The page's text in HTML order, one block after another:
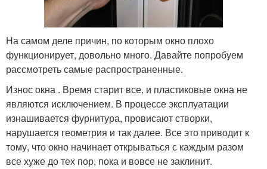
На самом деле причин, по которым окно плохо
функционирует, довольно много. Давайте попробуем
рассмотреть самые распространенные.
Износ окна . Время старит все, и пластиковые окна не
являются исключением. В процессе эксплуатации
изнашивается фурнитура, провисают створки,
нарушается геометрия и так далее. Все это приводит к
тому, что окно начинает открываться с каждым разом
все хуже до тех пор, пока и вовсе не заклинит.